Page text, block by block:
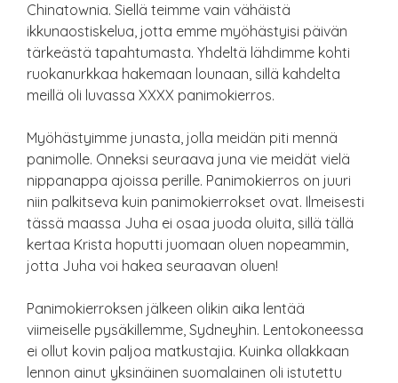
Chinatownia. Siellä teimme vain vähäistä
ikkunaostiskelua, jotta emme myöhästyisi päivän
tärkeästä tapahtumasta. Yhdeltä lähdimme kohti
ruokanurkkaa hakemaan lounaan, sillä kahdelta
meillä oli luvassa XXXX panimokierros.
Myöhästyimme junasta, jolla meidän piti mennä
panimolle. Onneksi seuraava juna vie meidät vielä
nippanappa ajoissa perille. Panimokierros on juuri
niin palkitseva kuin panimokierrokset ovat. Ilmeisesti
tässä maassa Juha ei osaa juoda oluita, sillä tällä
kertaa Krista hoputti juomaan oluen nopeammin,
jotta Juha voi hakea seuraavan oluen!
Panimokierroksen jälkeen olikin aika lentää
viimeiselle pysäkillemme, Sydneyhin. Lentokoneessa
ei ollut kovin paljoa matkustajia. Kuinka ollakkaan
lennon ainut yksinäinen suomalainen oli istutettu